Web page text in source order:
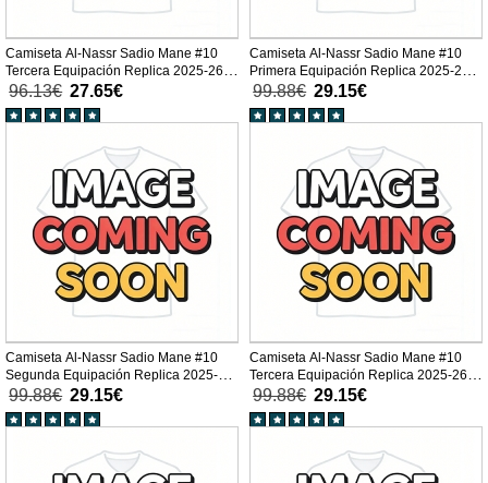
Camiseta Al-Nassr Sadio Mane #10
Tercera Equipación Replica 2025-26
para niños mangas cortas (+
Pantalones cortos)
96.13€ 27.65€
Camiseta Al-Nassr Sadio Mane #10
Primera Equipación Replica 2025-26
mangas cortas
99.88€ 29.15€
Camiseta Al-Nassr Sadio Mane #10
Segunda Equipación Replica 2025-26
mangas cortas
99.88€ 29.15€
Camiseta Al-Nassr Sadio Mane #10
Tercera Equipación Replica 2025-26
mangas cortas
99.88€ 29.15€